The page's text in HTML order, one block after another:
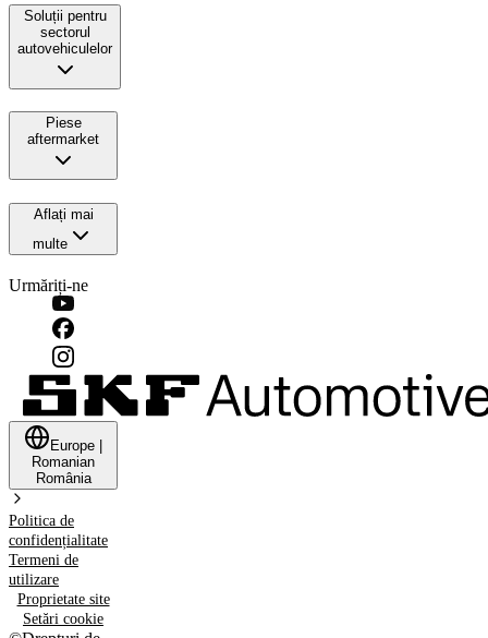
Soluții pentru
sectorul
autovehiculelor
Piese
aftermarket
Aflați mai
multe
Urmăriți-ne
Europe
Romanian
România
Politica de
confidențialitate
Termeni de
utilizare
Proprietate site
Setări cookie